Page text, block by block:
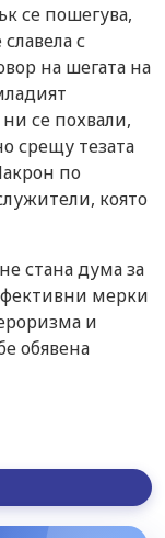
се пошегува,
с
на шегата на
се похвали,
срещу тезата
по
която
стана дума за
мерки
и
обявена